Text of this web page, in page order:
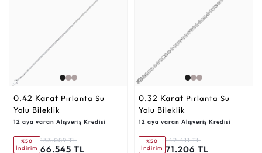
0.42 Karat
Yolu Bileklik
12 aya varan Alışveriş Kredisi
%50
İndirim
133.089 TL
66.545 TL
0.32 Karat
Yolu Bileklik
12 aya varan Alışveriş Kredisi
%50
İndirim
142.411 TL
71.206 TL